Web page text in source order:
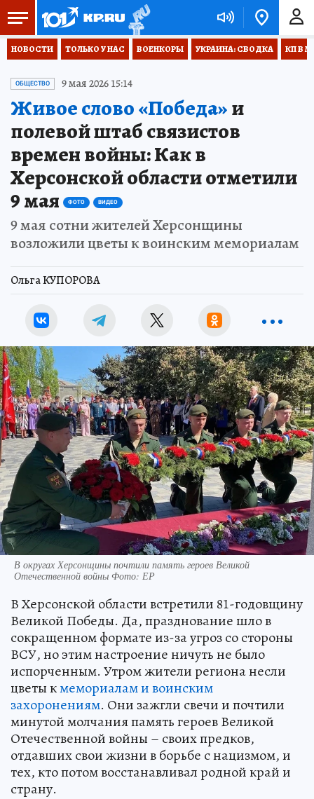
НОВОСТИ ТОЛЬКО У НАС ВОЕНКОРЫ УКРАИНА: СВОДКА КП В
ОБЩЕСТВО 9 мая 2026 15:14
Живое слово «Победа»и
полевой штаб связистов
времен войны: Как в
Херсонской области отметили
9 мая
ФОТО ВИДЕО
9 мая сотни жителей Херсонщины
возложили цветы к воинским мемориалам
Ольга КУПОРОВА
В округах Херсонщины почтили память героев Великой
Отечественной войны Фото: ЕР
В Херсонской области встретили 81-годовщину
Великой Победы. Да, празднование шло в
сокращенном формате из-за угроз со стороны
ВСУ, но этим настроение ничуть не было
испорченным. Утром жители региона несли
цветы кмемориалам и воинским
захоронениям. Они зажгли свечи и почтили
минутой молчания память героев Великой
Отечественной войны – своих предков,
отдавших свои жизни в борьбе с нацизмом, и
тех, кто потом восстанавливал родной край и
страну.